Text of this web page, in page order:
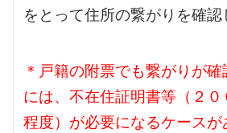
をとって住所の繋がりを確認
＊戸籍の附票でも繋がりが
には、不在住証明書等（２０
程度）が必要になるケースが